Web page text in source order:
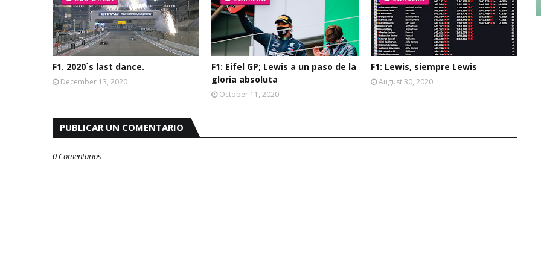
F1. 2020´s last dance.
December 13, 2020
F1: Eifel GP; Lewis a un paso de la
gloria absoluta
October 11, 2020
F1: Lewis, siempre Lewis
August 30, 2020
PUBLICAR UN COMENTARIO
0 Comentarios